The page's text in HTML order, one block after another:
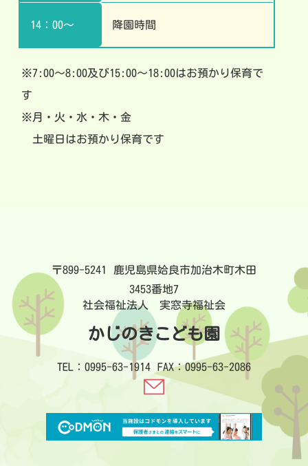
14：00～ 降園時間
※7:00～8:00及び15:00～18:00はお預かり保育で
す
※月・火・水・木・金
土曜日はお預かり保育です
〒899-5241
鹿児島県姶良市加治木町木田
3453番地7
社会福祉法人 実窓寺福祉会
かじのきこども園
TEL：0995-63-1914 FAX：0995-63-2086